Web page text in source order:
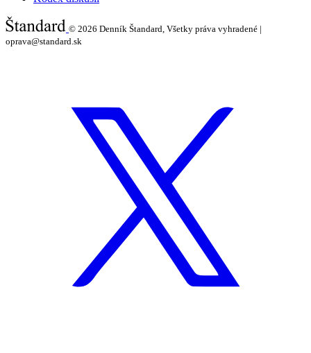
© 2026 Denník Štandard, Všetky práva vyhradené |
oprava@standard.sk